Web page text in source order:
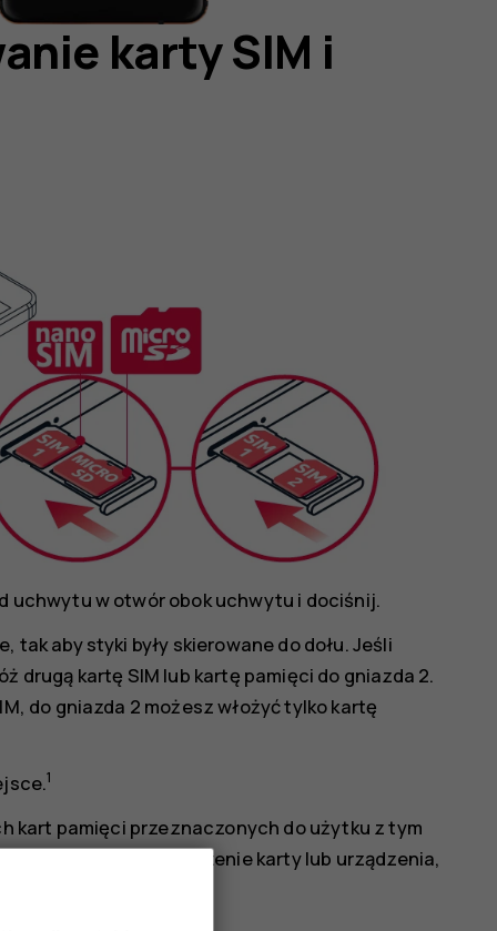
karty SIM i
uchwytu w otwór obok uchwytu i dociśnij.
tak aby styki były skierowane do dołu. Jeśli
drugą kartę SIM lub kartę pamięci do gniazda 2.
do gniazda 2 możesz włożyć tylko kartę
1
kart pamięci przeznaczonych do użytku z tym
spowodować uszkodzenie karty lub urządzenia,